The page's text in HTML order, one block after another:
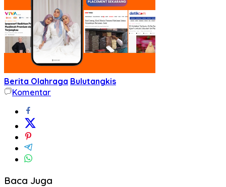
Berita Olahraga Bulutangkis
Komentar
Baca Juga